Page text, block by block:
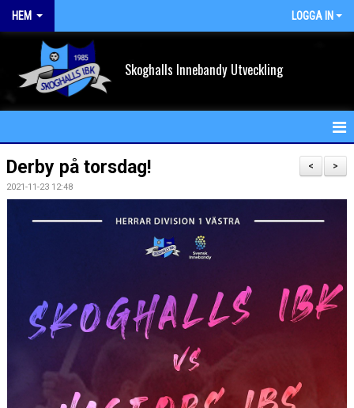
HEM LOGGA IN
Skoghalls Innebandy Utveckling
HEM
NYHETER
MATCHER
>
<
Derby på torsdag!
2021-11-23 12:48